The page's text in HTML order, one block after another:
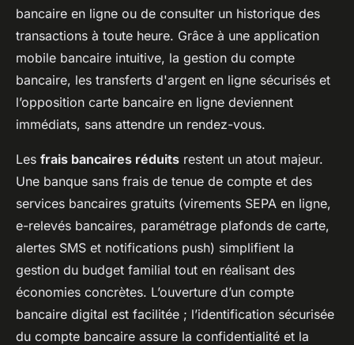
bancaire en ligne ou de consulter un historique des
transactions à toute heure. Grâce à une application
mobile bancaire intuitive, la gestion du compte
bancaire, les transferts d'argent en ligne sécurisés et
l’opposition carte bancaire en ligne deviennent
immédiats, sans attendre un rendez-vous.
Les frais bancaires réduits restent un atout majeur.
Une banque sans frais de tenue de compte et des
services bancaires gratuits (virements SEPA en ligne,
e-relevés bancaires, paramétrage plafonds de carte,
alertes SMS et notifications push) simplifient la
gestion du budget familial tout en réalisant des
économies concrètes. L’ouverture d’un compte
bancaire digital est facilitée ; l’identification sécurisée
du compte bancaire assure la confidentialité et la